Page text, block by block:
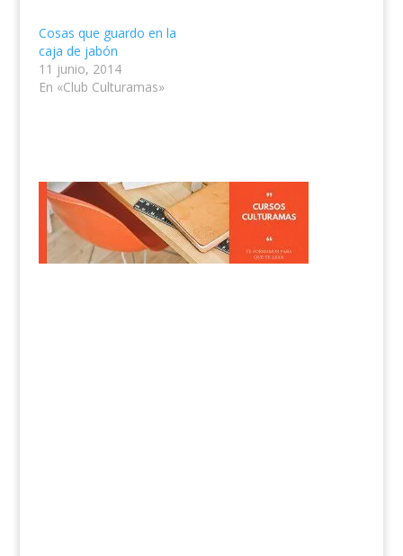
Cosas que guardo en la
caja de jabón
11 junio, 2014
En «Club Culturamas»